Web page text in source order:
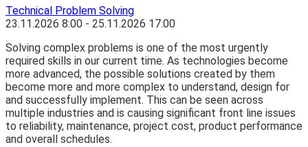
Technical Problem Solving
23.11.2026 8:00 - 25.11.2026 17:00
Solving complex problems is one of the most urgently
required skills in our current time. As technologies become
more advanced, the possible solutions created by them
become more and more complex to understand, design for
and successfully implement. This can be seen across
multiple industries and is causing significant front line issues
to reliability, maintenance, project cost, product performance
and overall schedules.